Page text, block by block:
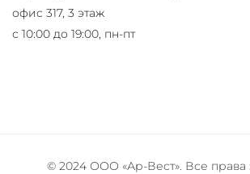
офис 317, 3 этаж
с 10:00 до 19:00, пн-пт
© 2024 ООО «Ар-Вест». Все